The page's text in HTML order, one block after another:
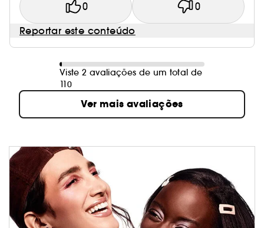
0 0
Reportar este conteúdo
Viste 2 avaliações de um total de
110
Ver mais avaliações